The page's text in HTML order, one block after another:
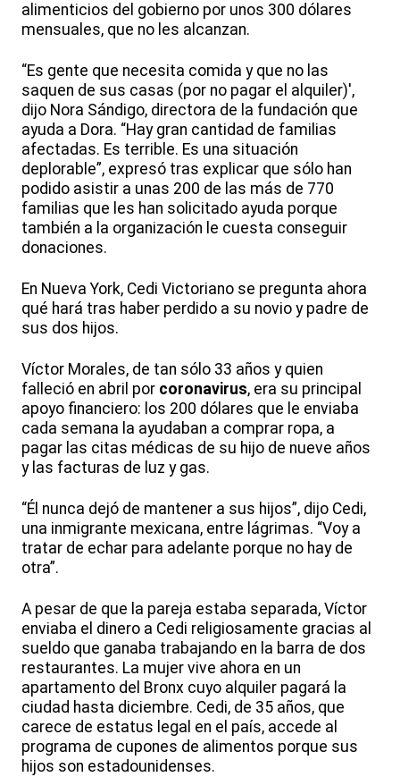
alimenticios del gobierno por unos 300 dólares
mensuales, que no les alcanzan.
“Es gente que necesita comida y que no las
saquen de sus casas (por no pagar el alquiler)',
dijo Nora Sándigo, directora de la fundación que
ayuda a Dora. “Hay gran cantidad de familias
afectadas. Es terrible. Es una situación
deplorable”, expresó tras explicar que sólo han
podido asistir a unas 200 de las más de 770
familias que les han solicitado ayuda porque
también a la organización le cuesta conseguir
donaciones.
En Nueva York, Cedi Victoriano se pregunta ahora
qué hará tras haber perdido a su novio y padre de
sus dos hijos.
Víctor Morales, de tan sólo 33 años y quien
falleció en abril por coronavirus, era su principal
apoyo financiero: los 200 dólares que le enviaba
cada semana la ayudaban a comprar ropa, a
pagar las citas médicas de su hijo de nueve años
y las facturas de luz y gas.
“Él nunca dejó de mantener a sus hijos”, dijo Cedi,
una inmigrante mexicana, entre lágrimas. “Voy a
tratar de echar para adelante porque no hay de
otra”.
A pesar de que la pareja estaba separada, Víctor
enviaba el dinero a Cedi religiosamente gracias al
sueldo que ganaba trabajando en la barra de dos
restaurantes. La mujer vive ahora en un
apartamento del Bronx cuyo alquiler pagará la
ciudad hasta diciembre. Cedi, de 35 años, que
carece de estatus legal en el país, accede al
programa de cupones de alimentos porque sus
hijos son estadounidenses.